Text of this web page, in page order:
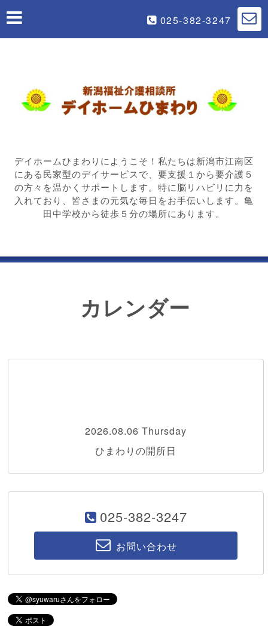
025-382-3247
デイホームひまわりにようこそ！私たちは新潟市江南区
にある民家型のデイサービスで、要支援１から要介護５
の方々を温かくサポートします。特に脳リハビリに力を
入れており、皆さまの元気な毎日をお手伝いします。亀
田中学校から徒歩５分の場所にあります。
カレンダー
2026.08.06 Thursday
ひまわりの開所日
025-382-3247
お問い合わせ